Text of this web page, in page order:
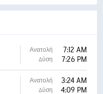
Ανατολή 7:12 AM
Δύση 7:26 PM
Ανατολή 3:24 AM
Δύση 4:09 PM